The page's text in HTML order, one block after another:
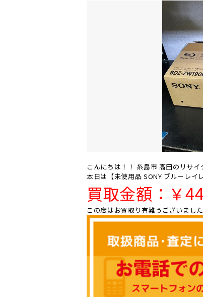
こんにちは！！ 糸島市 高田のリサイ
本日は【未使用品 SONY ブルーレイ
買取金額：￥44
この度はお買取り有難うございました